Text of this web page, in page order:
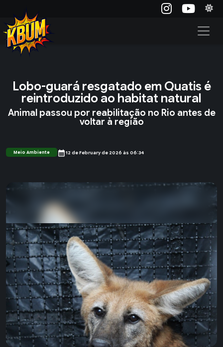
Lobo-guará resgatado em Quatis é
reintroduzido ao habitat natural
Animal passou por reabilitação no Rio antes de
voltar à região
Meio Ambiente calendar_month12 de February de 2026 às 06:34